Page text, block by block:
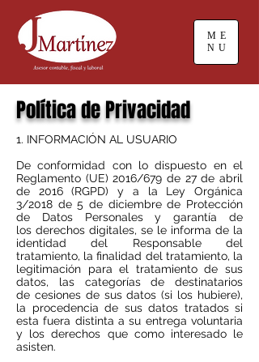
ME
NU
Política de Privacidad
1. INFORMACIÓN AL USUARIO
De conformidad con lo dispuesto en el
Reglamento (UE) 2016/679 de 27 de abril
de 2016 (RGPD) y a la Ley Orgánica
3/2018 de 5 de diciembre de Protección
de Datos Personales y garantía de
los derechos digitales, se le informa de la
identidad del Responsable del
tratamiento, la finalidad del tratamiento, la
legitimación para el tratamiento de sus
datos, las categorías de destinatarios
de cesiones de sus datos (si los hubiere),
la procedencia de sus datos tratados si
esta fuera distinta a su entrega voluntaria
y los derechos que como interesado le
asisten.